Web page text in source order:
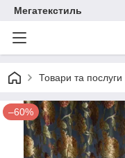
Мегатекстиль
Товари та послуги
–60%